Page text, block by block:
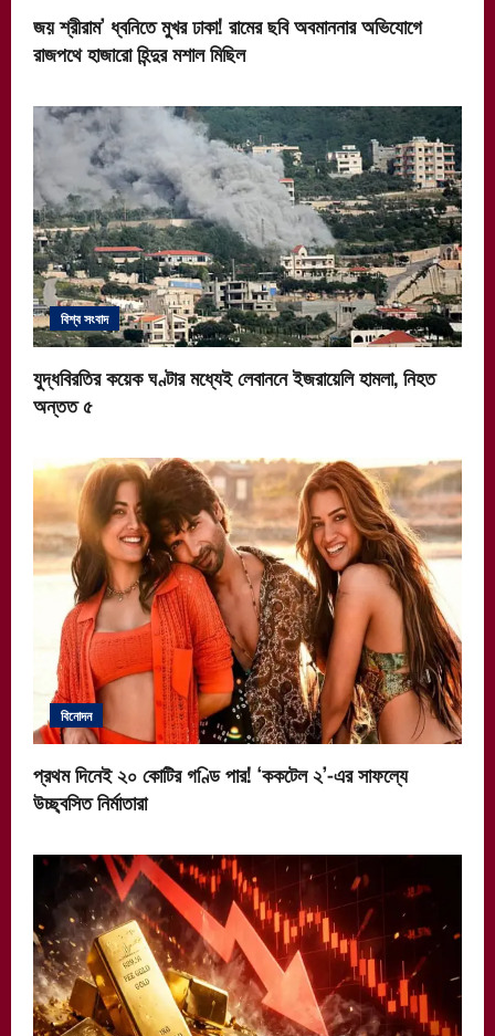
জয় শ্রীরাম’ ধ্বনিতে মুখর ঢাকা! রামের ছবি অবমাননার অভিযোগে
রাজপথে হাজারো হিন্দুর মশাল মিছিল
বিশ্ব সংবাদ
যুদ্ধবিরতির কয়েক ঘণ্টার মধ্যেই লেবাননে ইজরায়েলি হামলা, নিহত
অন্তত ৫
বিনোদন
প্রথম দিনেই ২০ কোটির গণ্ডি পার! ‘ককটেল ২’-এর সাফল্যে
উচ্ছ্বসিত নির্মাতারা